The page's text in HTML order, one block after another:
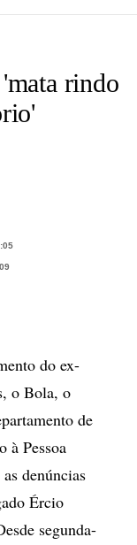
rindo
do ex-
o Bola, o
de
à Pessoa
denúncias
Ércio
segunda-